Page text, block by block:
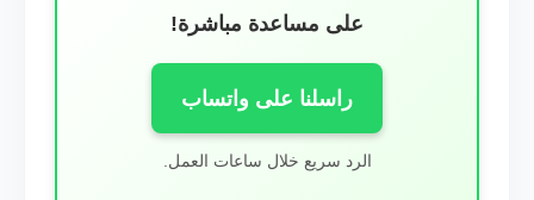
على مساعدة مباشرة!
راسلنا على واتساب
الرد سريع خلال ساعات العمل.